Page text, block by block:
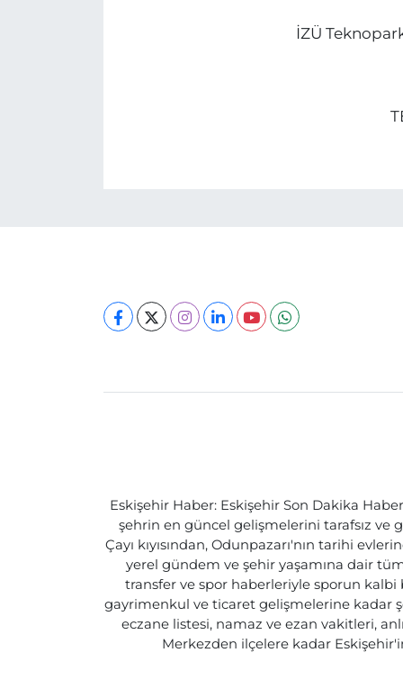
İZÜ
Eskişehir Haber: Eskişehir Son Dakika
şehrin en güncel gelişmelerini tarafsız ve
Çayı kıyısından, Odunpazarı'nın tarihi
yerel gündem ve şehir yaşamına dair
transfer ve spor haberleriyle sporun
gayrimenkul ve ticaret gelişmelerine kadar
eczane listesi, namaz ve ezan vakitleri,
Merkezden ilçelere kadar